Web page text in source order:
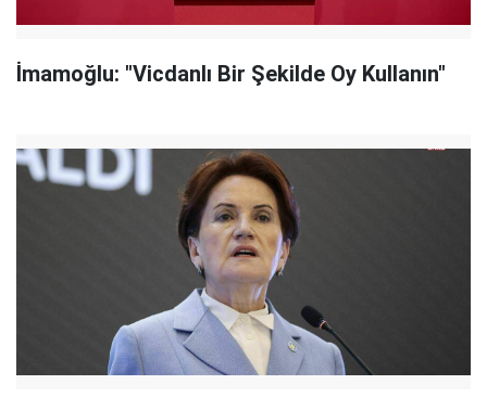
İmamoğlu: "Vicdanlı Bir Şekilde Oy Kullanın"